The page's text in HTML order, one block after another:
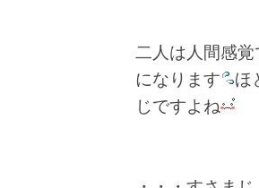
二人は人間感覚
になります
ほ
じですよね